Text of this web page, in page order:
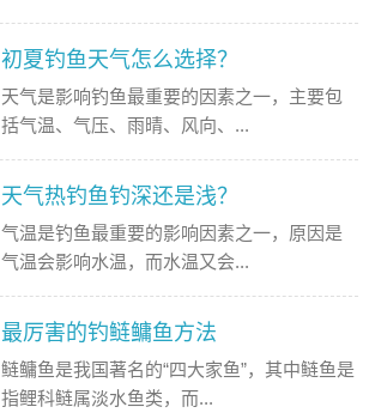
初夏钓鱼天气怎么选择？
天气是影响钓鱼最重要的因素之一，主要包
括气温、气压、雨晴、风向、...
天气热钓鱼钓深还是浅？
气温是钓鱼最重要的影响因素之一，原因是
气温会影响水温，而水温又会...
最厉害的钓鲢鳙鱼方法
鲢鳙鱼是我国著名的“四大家鱼”，其中鲢鱼是
指鲤科鲢属淡水鱼类，而...